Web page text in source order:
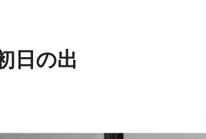
日の出